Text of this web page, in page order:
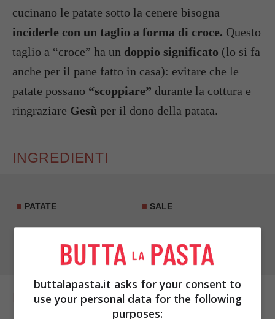
cucinano le patate sotto la cenere bisogna
inciderle con un taglio a forma di croce. Questo
taglio a “croce” ha un doppio significato (lo si fa
anche per il pane fatto in casa): evitare che le
patate possano “scoppiare” durante la cottura e
ringraziare Gesù per il dono della patata.
INGREDIENTI
PATATE SALE
PREPARAZIONE
buttalapasta.it asks for your consent to
use your personal data for the following
purposes: